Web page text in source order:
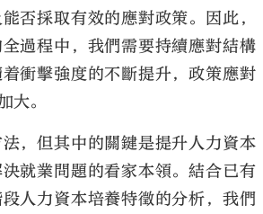
否採取有效的應對政策。因此，
過程中，我們需要持續應對結構
衝擊強度的不斷提升，政策應對
大。
，但其中的關鍵是提升人力資本
就業問題的看家本領。結合已有
人力資本培養特徵的分析，我們